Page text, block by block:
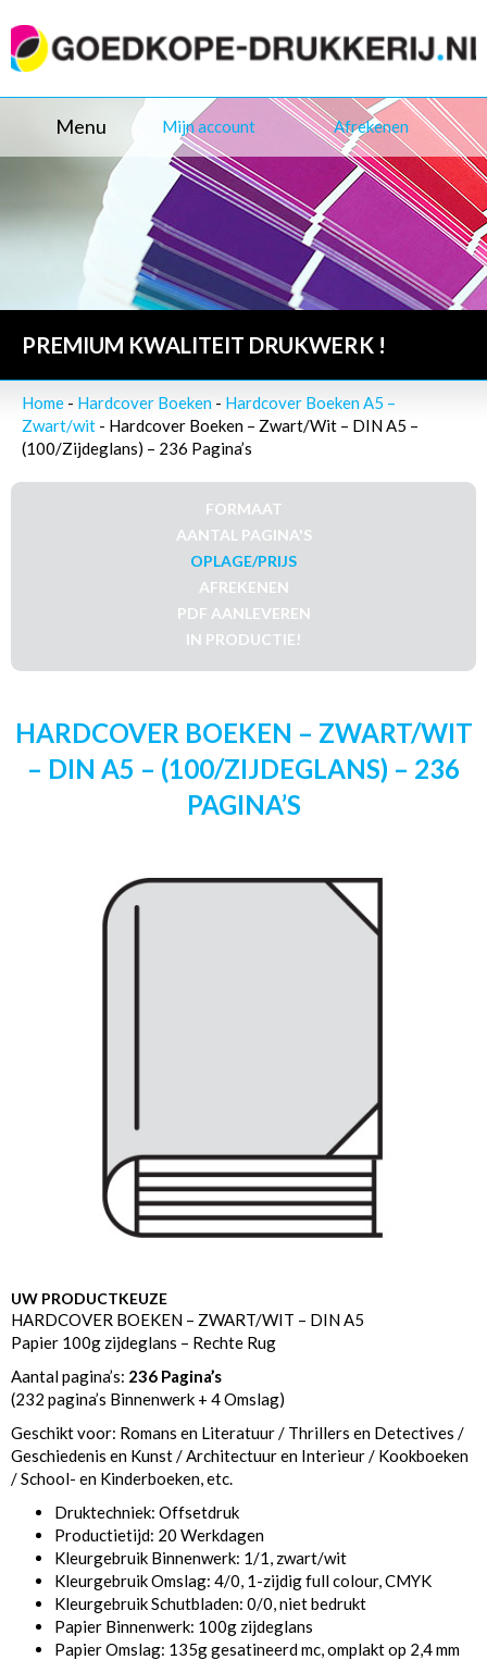
Menu Mijn account Afrekenen
PREMIUM KWALITEIT DRUKWERK !
Home - Hardcover Boeken - Hardcover Boeken A5 –
Zwart/wit - Hardcover Boeken – Zwart/Wit – DIN A5 –
(100/Zijdeglans) – 236 Pagina’s
FORMAAT
AANTAL PAGINA'S
OPLAGE/PRIJS
AFREKENEN
PDF AANLEVEREN
IN PRODUCTIE!
HARDCOVER BOEKEN – ZWART/WIT
– DIN A5 – (100/ZIJDEGLANS) – 236
PAGINA’S
UW PRODUCTKEUZE
HARDCOVER BOEKEN – ZWART/WIT – DIN A5
Papier 100g zijdeglans – Rechte Rug
Aantal pagina’s: 236 Pagina’s
(232 pagina’s Binnenwerk + 4 Omslag)
Geschikt voor: Romans en Literatuur / Thrillers en Detectives /
Geschiedenis en Kunst / Architectuur en Interieur / Kookboeken
/ School- en Kinderboeken, etc.
Druktechniek: Offsetdruk
Productietijd: 20 Werkdagen
Kleurgebruik Binnenwerk: 1/1, zwart/wit
Kleurgebruik Omslag: 4/0, 1-zijdig full colour, CMYK
Kleurgebruik Schutbladen: 0/0, niet bedrukt
Papier Binnenwerk: 100g zijdeglans
Papier Omslag: 135g gesatineerd mc, omplakt op 2,4 mm